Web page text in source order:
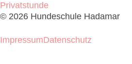
Privatstunde
© 2026 Hundeschule Hadamar
ImpressumDatenschutz